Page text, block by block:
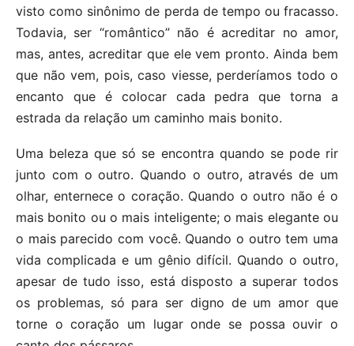
visto como sinônimo de perda de tempo ou fracasso.
Todavia, ser “romântico” não é acreditar no amor,
mas, antes, acreditar que ele vem pronto. Ainda bem
que não vem, pois, caso viesse, perderíamos todo o
encanto que é colocar cada pedra que torna a
estrada da relação um caminho mais bonito.
Uma beleza que só se encontra quando se pode rir
junto com o outro. Quando o outro, através de um
olhar, enternece o coração. Quando o outro não é o
mais bonito ou o mais inteligente; o mais elegante ou
o mais parecido com você. Quando o outro tem uma
vida complicada e um gênio difícil. Quando o outro,
apesar de tudo isso, está disposto a superar todos
os problemas, só para ser digno de um amor que
torne o coração um lugar onde se possa ouvir o